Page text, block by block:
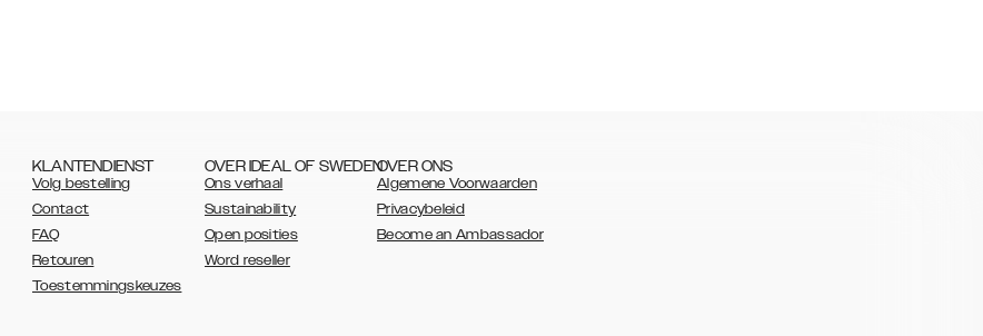
KLANTENDIENST
Volg bestelling
Contact
FAQ
Retouren
Toestemmingskeuzes
OVER IDEAL OF SWEDEN
Ons verhaal
Sustainability
Open posities
Word reseller
OVER ONS
Algemene Voorwaarden
Privacybeleid
Become an Ambassador
AUSTRALIA